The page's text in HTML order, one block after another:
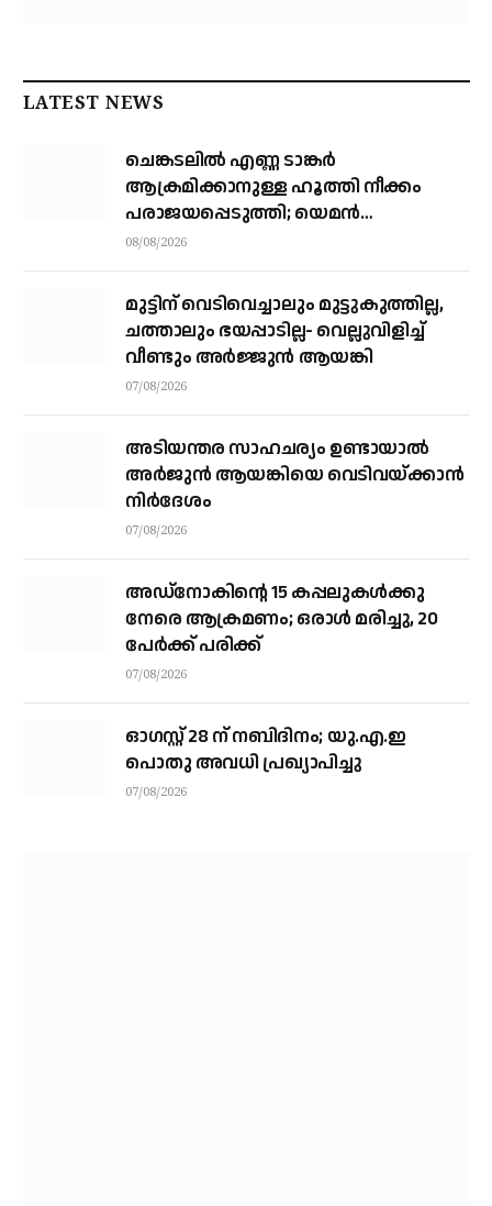
LATEST NEWS
ചെങ്കടലില്‍ എണ്ണ ടാങ്കര്‍
ആക്രമിക്കാനുള്ള ഹൂത്തി നീക്കം
പരാജയപ്പെടുത്തി; യെമൻ
സംഘർഷത്തിലേക്ക് നീങ്ങുന്നുവെന്ന്
08/08/2026
മുട്ടിന് വെടിവെച്ചാലും മുട്ടുകുത്തില്ല,
ചത്താലും ഭയപ്പാടില്ല- വെല്ലുവിളിച്ച്
വീണ്ടും അർജ്ജുൻ ആയങ്കി
07/08/2026
അടിയന്തര സാഹചര്യം ഉണ്ടായാല്‍
അര്‍ജുന്‍ ആയങ്കിയെ വെടിവയ്ക്കാന്‍
നിര്‍ദേശം
07/08/2026
അഡ്നോകിന്റെ 15 കപ്പലുകള്‍ക്കു
നേരെ ആക്രമണം; ഒരാള്‍ മരിച്ചു, 20
പേര്‍ക്ക് പരിക്ക്
07/08/2026
ഓഗസ്റ്റ് 28 ന് നബിദിനം; യു.എ.ഇ
പൊതു അവധി പ്രഖ്യാപിച്ചു
07/08/2026